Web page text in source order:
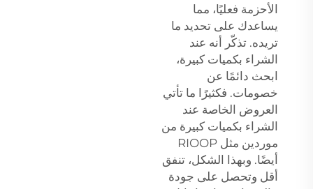
الأحزمة فعليًا، مما
يساعدك على تحديد ما
تريده. تذكّر أنه عند
الشراء بكميات كبيرة،
ابحث دائمًا عن
خصومات. فكثيرًا ما تأتي
العروض الخاصة عند
الشراء بكميات كبيرة من
موردين مثل RIOOP
أيضًا. وبهذا الشكل، تنفق
أقل وتحصل على جودة